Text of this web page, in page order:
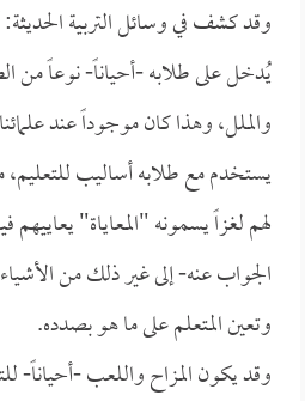
وقد كشف في وسائل التربية الحديثة:
يُدخل على طلابه -أحياناً- نوعاً من
والملل، وهذا كان موجوداً عند
يستخدم مع طلابه أساليب للتعليم،
لهم لغزاً يسمونه "المعاياة"
الجواب عنه- إلى غير ذلك من
وتعين المتعلم على ما هو بصدده.
وقد يكون المزاح واللعب -